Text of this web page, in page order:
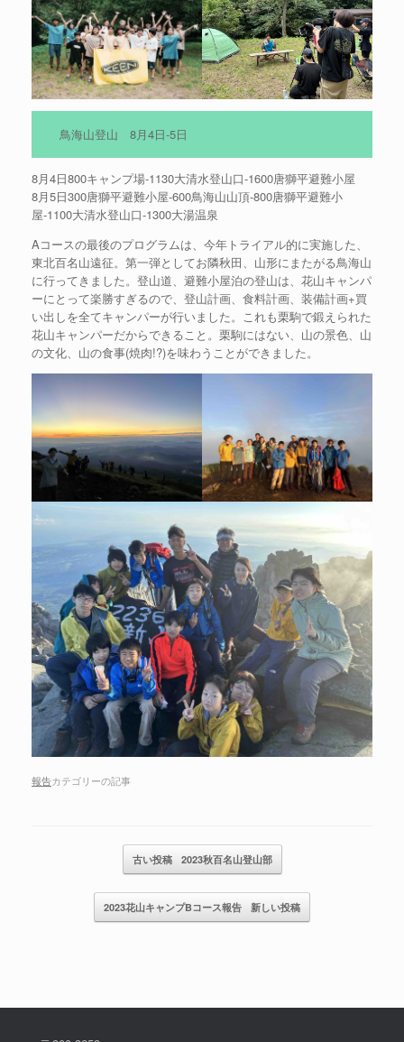
鳥海山登山 8月4日-5日
8月4日800キャンプ場-1130大清水登山口-1600唐獅平避難小屋
8月5日300唐獅平避難小屋-600鳥海山山頂-800唐獅平避難小
屋-1100大清水登山口-1300大湯温泉
Aコースの最後のプログラムは、今年トライアル的に実施した、
東北百名山遠征。第一弾としてお隣秋田、山形にまたがる鳥海山
に行ってきました。登山道、避難小屋泊の登山は、花山キャンパ
ーにとって楽勝すぎるので、登山計画、食料計画、装備計画+買
い出しを全てキャンパーが行いました。これも栗駒で鍛えられた
花山キャンパーだからできること。栗駒にはない、山の景色、山
の文化、山の食事(焼肉!?)を味わうことができました。
報告カテゴリーの記事
記事のナビゲーション古い投稿 2023秋百名山登山部
2023花山キャンプBコース報告 新しい投稿